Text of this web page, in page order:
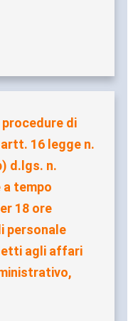
di
16 legge n.
d.lgs. n.
a tempo
18 ore
personale
agli affari